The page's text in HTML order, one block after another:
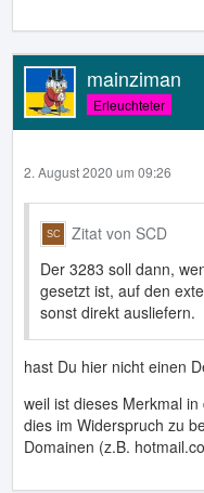
mainziman
Erleuchteter
2. August 2020 um 09:26
Zitat von SCD
Der 3283 soll dann,
gesetzt ist, auf den
sonst direkt ausliefern.
hast Du hier nicht einen
weil ist dieses Merkmal
dies im Widerspruch zu
Domainen (z.B.